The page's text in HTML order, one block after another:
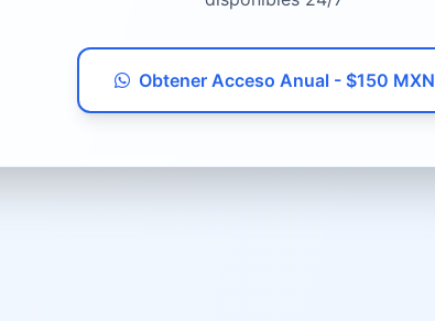
Obtener Acceso Anual - $150 MXN